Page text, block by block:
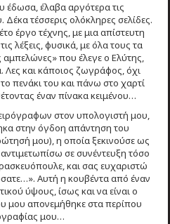
έδωσα, έλαβα αργότερα τις
τέσσερις ολόκληρες σελίδες.
έργο τέχνης, με μια απίστευτη
λέξεις, φυσικά, με όλα τους τα
αμπελώνες» που έλεγε ο Ελύτης,
Λες και κάποιος ζωγράφος, όχι
πενάκι του και πάνω στο χαρτί
έναν πίνακα κειμένου…
στον υπολογιστή μου,
στην όγδοη απάντηση του
μου), η οποία ξεκινούσε ως
σε συνέντευξη τόσο
και σας ευχαριστώ
Αυτή η κουβέντα από έναν
ύψους, ίσως και να είναι ο
μου απονεμήθηκε στα περίπου
μου…